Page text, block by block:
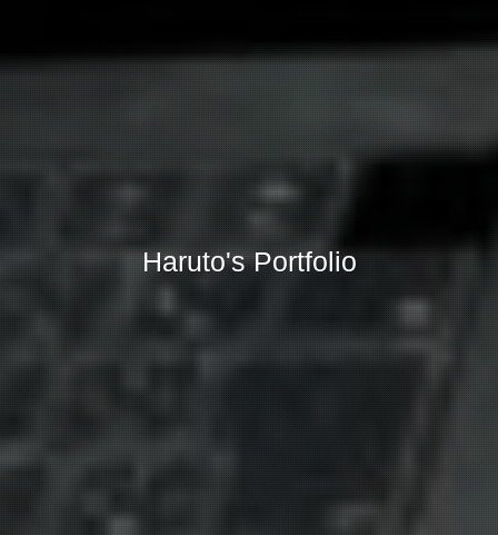
Haruto's Portfolio